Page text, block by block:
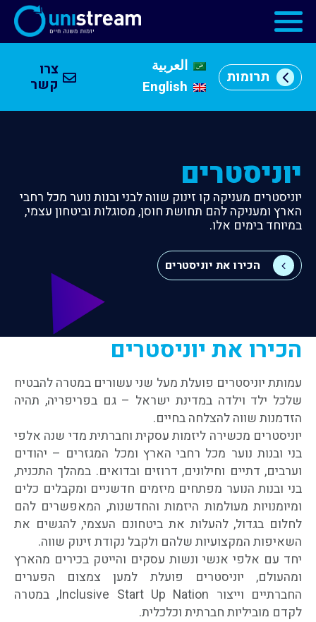
מי
אנחנו
התוכניות
שלנו
קהילה
עסקית
הבוגרים
מיזמים
כתבו
עלינו
Unistream
Global
תרומות
العربية
English
צרו
קשר
תוכן
יוניסטרים
יוניסטרים מעניקה קו זינוק שווה לבני ובנות נוער מכל רחבי
הארץ ומעניקה להם תחושת חוסן, מסוגלות וביטחון עצמי,
במיוחד בימים אלו.
הכירו את יוניסטרים
הכירו את יוניסטרים
עמותת יוניסטרים פועלת מעל שני עשורים במטרה להבטיח
שלכל ילד וילדה במדינת ישראל – גם בפריפריה, תהיה
הזדמנות שווה להצלחה בחיים.
יוניסטרים מכשירה ליזמות עסקית וחברתית מדי שנה אלפי
בני ובנות נוער מכל רחבי הארץ ומכל המגזרים – יהודים
וערבים, דתיים וחילונים, דרוזים ובדואים. במהלך התכנית,
בני ובנות הנוער מפתחים מיזמים חדשניים ומקבלים כלים
ומיומנויות מעולמות היזמות והחדשנות, המאפשרים להם
לחלום בגדול, להעלות את ביטחונם העצמי, להגשים את
השאיפות המקצועיות שלהם ולקבל נקודת זינוק שווה.
יחד עם אלפי אנשי ונשות עסקים והייטק בכירים מהארץ
ומהעולם, יוניסטרים פועלת למען צמצום הפערים
החברתיים וייצור Inclusive Start Up Nation, במטרה
לקדם מוביליות חברתית וכלכלית.